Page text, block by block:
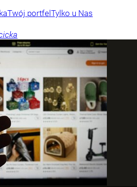
Twój portfel Tylko u Nas